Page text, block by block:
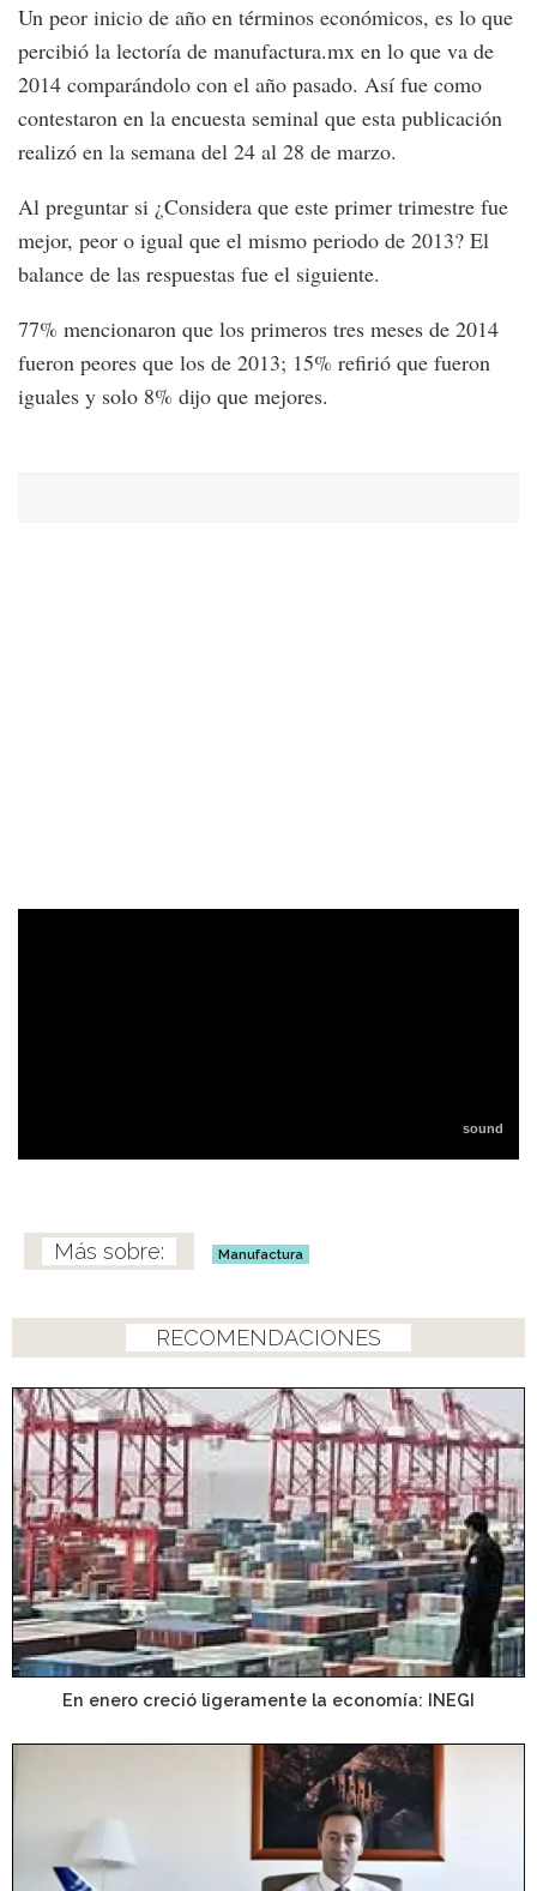
Un peor inicio de año en términos económicos, es lo que
percibió la lectoría de manufactura.mx en lo que va de
2014 comparándolo con el año pasado. Así fue como
contestaron en la encuesta seminal que esta publicación
realizó en la semana del 24 al 28 de marzo.
Al preguntar si ¿Considera que este primer trimestre fue
mejor, peor o igual que el mismo periodo de 2013? El
balance de las respuestas fue el siguiente.
77% mencionaron que los primeros tres meses de 2014
fueron peores que los de 2013; 15% refirió que fueron
iguales y solo 8% dijo que mejores.
Manufactura
RECOMENDACIONES
En enero creció ligeramente la economía: INEGI